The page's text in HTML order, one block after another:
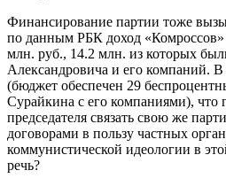
Финансирование партии тоже
по данным РБК доход «Комроссов»
млн. руб., 14.2 млн. из которых
Александровича и его компаний. В
(бюджет обеспечен 29
Сурайкина с его компаниями), что
председателя связать свою же
договорами в пользу частных
коммунистической идеологии в
речь?